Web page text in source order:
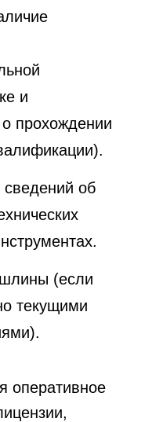
и
о прохождении
сведений об
(если
текущими
оперативное